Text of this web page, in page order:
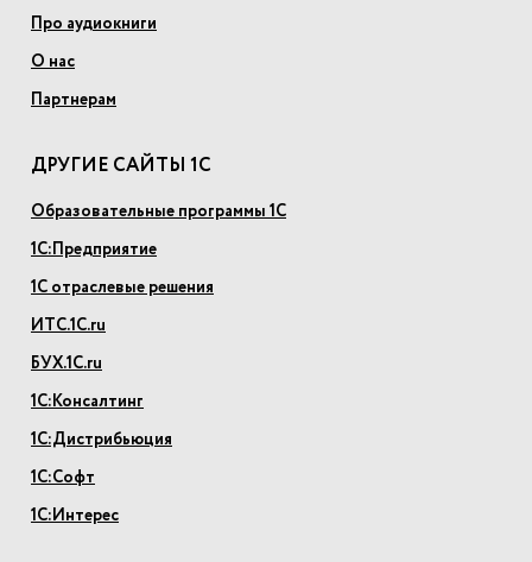
Про аудиокниги
О нас
Партнерам
ДРУГИЕ САЙТЫ 1С
Образовательные программы 1С
1С:Предприятие
1С отраслевые решения
ИТС.1С.ru
БУХ.1С.ru
1С:Консалтинг
1С:Дистрибьюция
1С:Софт
1С:Интерес